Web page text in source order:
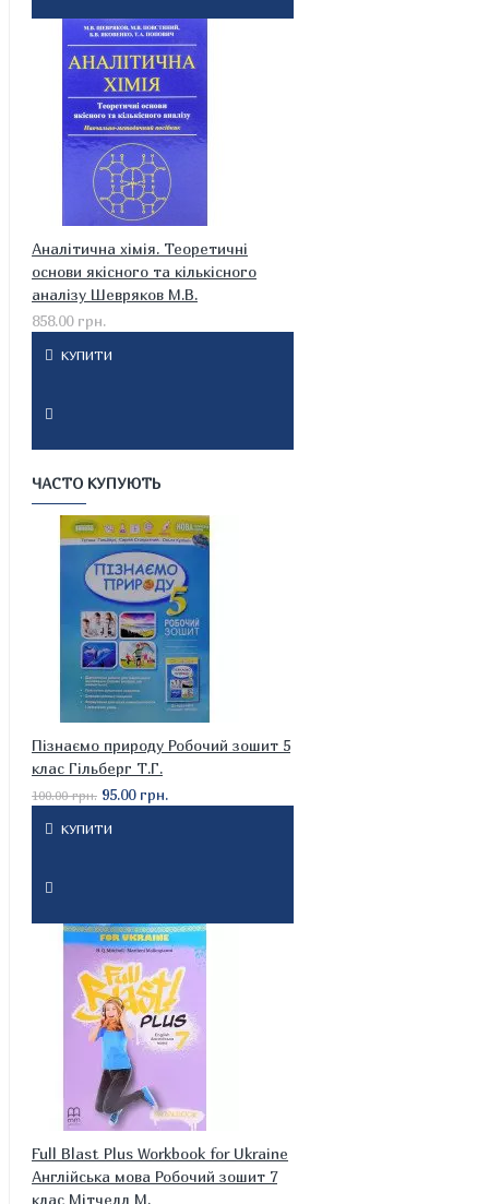
Аналітична хімія. Теоретичні
основи якісного та кількісного
аналізу Шевряков М.В.
858.00 грн.
КУПИТИ
ЧАСТО КУПУЮТЬ
Пізнаємо природу Робочий зошит 5
клас Гільберг Т.Г.
100.00 грн. 95.00 грн.
КУПИТИ
Full Blast Plus Workbook for Ukraine
Англійська мова Робочий зошит 7
клас Мітчелл М.